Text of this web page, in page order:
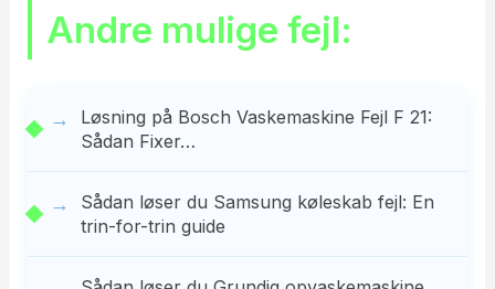
Andre mulige fejl:
Løsning på Bosch Vaskemaskine Fejl F 21:
Sådan Fixer…
Sådan løser du Samsung køleskab fejl: En
trin-for-trin guide